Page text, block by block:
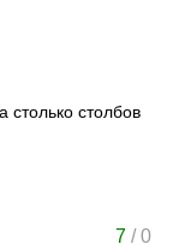
столько столбов
7/0